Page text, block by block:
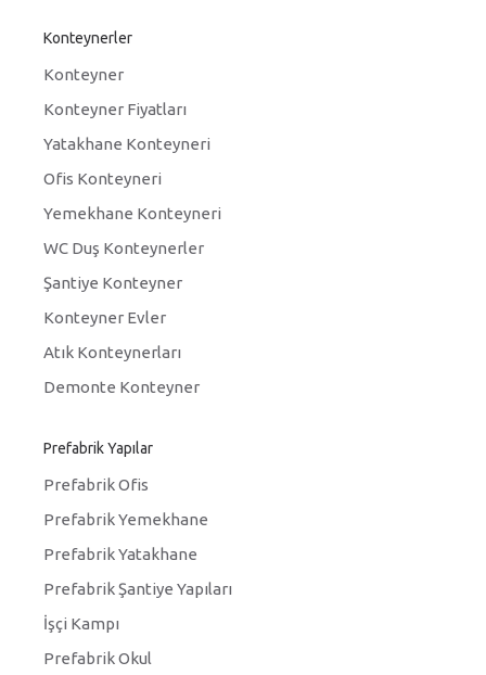
Konteynerler
Konteyner
Konteyner Fiyatları
Yatakhane Konteyneri
Ofis Konteyneri
Yemekhane Konteyneri
WC Duş Konteynerler
Şantiye Konteyner
Konteyner Evler
Atık Konteynerları
Demonte Konteyner
Prefabrik Yapılar
Prefabrik Ofis
Prefabrik Yemekhane
Prefabrik Yatakhane
Prefabrik Şantiye Yapıları
İşçi Kampı
Prefabrik Okul